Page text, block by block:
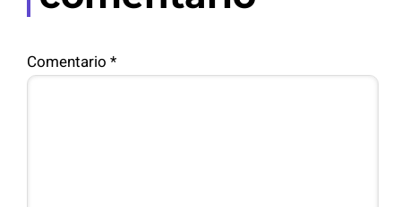
Comentario *